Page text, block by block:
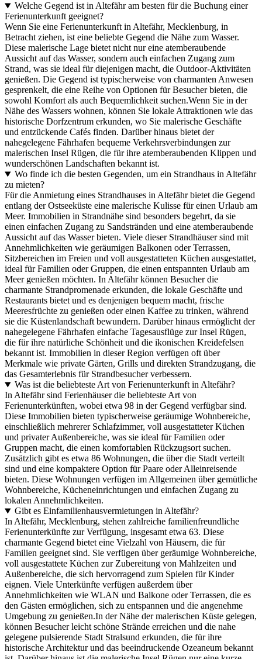
Welche Gegend ist in Altefähr am besten für die Buchung einer
Ferienunterkunft geeignet?
Wenn Sie eine Ferienunterkunft in Altefähr, Mecklenburg, in
Betracht ziehen, ist eine beliebte Gegend die Nähe zum Wasser.
Diese malerische Lage bietet nicht nur eine atemberaubende
Aussicht auf das Wasser, sondern auch einfachen Zugang zum
Strand, was sie ideal für diejenigen macht, die Outdoor-Aktivitäten
genießen. Die Gegend ist typischerweise von charmanten Anwesen
gesprenkelt, die eine Reihe von Optionen für Besucher bieten, die
sowohl Komfort als auch Bequemlichkeit suchen.Wenn Sie in der
Nähe des Wassers wohnen, können Sie lokale Attraktionen wie das
historische Dorfzentrum erkunden, wo Sie malerische Geschäfte
und entzückende Cafés finden. Darüber hinaus bietet der
nahegelegene Fährhafen bequeme Verkehrsverbindungen zur
malerischen Insel Rügen, die für ihre atemberaubenden Klippen und
wunderschönen Landschaften bekannt ist.
Wo finde ich die besten Gegenden, um ein Strandhaus in Altefähr
zu mieten?
Für die Anmietung eines Strandhauses in Altefähr bietet die Gegend
entlang der Ostseeküste eine malerische Kulisse für einen Urlaub am
Meer. Immobilien in Strandnähe sind besonders begehrt, da sie
einen einfachen Zugang zu Sandstränden und eine atemberaubende
Aussicht auf das Wasser bieten. Viele dieser Strandhäuser sind mit
Annehmlichkeiten wie geräumigen Balkonen oder Terrassen,
Sitzbereichen im Freien und voll ausgestatteten Küchen ausgestattet,
ideal für Familien oder Gruppen, die einen entspannten Urlaub am
Meer genießen möchten. In Altefähr können Besucher die
charmante Strandpromenade erkunden, die lokale Geschäfte und
Restaurants bietet und es denjenigen bequem macht, frische
Meeresfrüchte zu genießen oder einen Kaffee zu trinken, während
sie die Küstenlandschaft bewundern. Darüber hinaus ermöglicht der
nahegelegene Fährhafen einfache Tagesausflüge zur Insel Rügen,
die für ihre natürliche Schönheit und die ikonischen Kreidefelsen
bekannt ist. Immobilien in dieser Region verfügen oft über
Merkmale wie private Gärten, Grills und direkten Strandzugang, die
das Gesamterlebnis für Strandbesucher verbessern.
Was ist die beliebteste Art von Ferienunterkunft in Altefähr?
In Altefähr sind Ferienhäuser die beliebteste Art von
Ferienunterkünften, wobei etwa 98 in der Gegend verfügbar sind.
Diese Immobilien bieten typischerweise geräumige Wohnbereiche,
einschließlich mehrerer Schlafzimmer, voll ausgestatteter Küchen
und privater Außenbereiche, was sie ideal für Familien oder
Gruppen macht, die einen komfortablen Rückzugsort suchen.
Zusätzlich gibt es etwa 86 Wohnungen, die über die Stadt verteilt
sind und eine kompaktere Option für Paare oder Alleinreisende
bieten. Diese Wohnungen verfügen im Allgemeinen über gemütliche
Wohnbereiche, Kücheneinrichtungen und einfachen Zugang zu
lokalen Annehmlichkeiten.
Gibt es Einfamilienhausvermietungen in Altefähr?
In Altefähr, Mecklenburg, stehen zahlreiche familienfreundliche
Ferienunterkünfte zur Verfügung, insgesamt etwa 63. Diese
charmante Gegend bietet eine Vielzahl von Häusern, die für
Familien geeignet sind. Sie verfügen über geräumige Wohnbereiche,
voll ausgestattete Küchen zur Zubereitung von Mahlzeiten und
Außenbereiche, die sich hervorragend zum Spielen für Kinder
eignen. Viele Unterkünfte verfügen außerdem über
Annehmlichkeiten wie WLAN und Balkone oder Terrassen, die es
den Gästen ermöglichen, sich zu entspannen und die angenehme
Umgebung zu genießen.In der Nähe der malerischen Küste gelegen,
können Besucher leicht schöne Strände erreichen und die nahe
gelegene pulsierende Stadt Stralsund erkunden, die für ihre
historische Architektur und das beeindruckende Ozeaneum bekannt